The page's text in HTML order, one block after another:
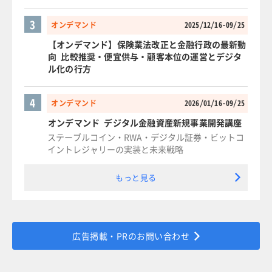
オンデマンド 2025/12/16-09/25
3
【オンデマンド】保険業法改正と金融行政の最新動
向 比較推奨・便宜供与・顧客本位の運営とデジタ
ル化の行方
オンデマンド 2026/01/16-09/25
4
オンデマンド デジタル金融資産新規事業開発講座
ステーブルコイン・RWA・デジタル証券・ビットコ
イントレジャリーの実装と未来戦略
もっと見る
広告掲載・PRのお問い合わせ